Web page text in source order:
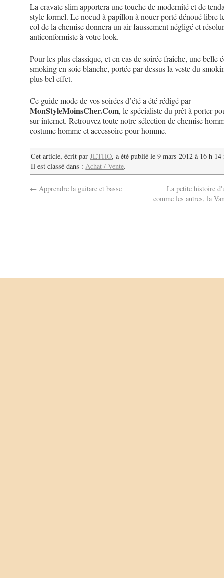
La cravate slim apportera une touche de modernité et de
style formel. Le noeud à papillon à nouer porté dénoué libre
col de la chemise donnera un air faussement négligé et
anticonformiste à votre look.
Pour les plus classique, et en cas de soirée fraîche, une belle
smoking en soie blanche, portée par dessus la veste du
plus bel effet.
Ce guide mode de vos soirées d’été a été rédigé par
MonStyleMoinsCher.Com, le spécialiste du prêt à porter
sur internet. Retrouvez toute notre sélection de chemise
costume homme et accessoire pour homme.
Cet article, écrit parJETHO, a été publié le 9 mars 2012 à 16 h
Il est classé dans : Achat / Vente.
← Apprendre la guitare et basse
La petite histoire
comme les autres, la